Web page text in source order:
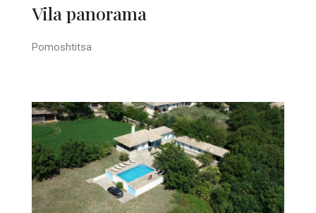
Vila panorama
Pomoshtitsa